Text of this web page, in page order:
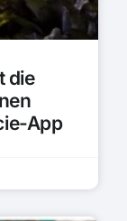
die
App